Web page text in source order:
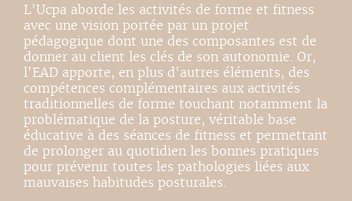
L'Ucpa aborde les activités de forme et fitness
avec une vision portée par un projet
pédagogique dont une des composantes est de
donner au client les clés de son autonomie. Or,
l'EAD apporte, en plus d'autres éléments, des
compétences complémentaires aux activités
traditionnelles de forme touchant notamment la
problématique de la posture, véritable base
éducative à des séances de fitness et permettant
de prolonger au quotidien les bonnes pratiques
pour prévenir toutes les pathologies liées aux
mauvaises habitudes posturales.